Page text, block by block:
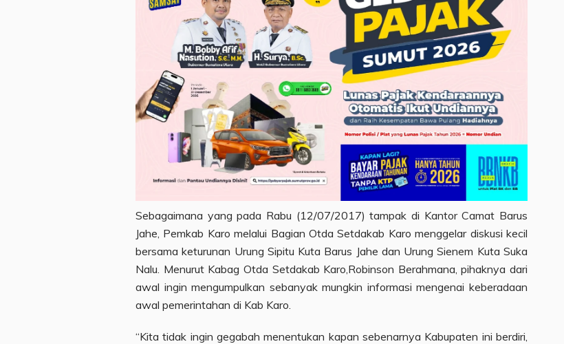
Sebagaimana yang pada Rabu (12/07/2017) tampak di Kantor Camat Barus
Jahe, Pemkab Karo melalui Bagian Otda Setdakab Karo menggelar diskusi kecil
bersama keturunan Urung Sipitu Kuta Barus Jahe dan Urung Sienem Kuta Suka
Nalu. Menurut Kabag Otda Setdakab Karo,Robinson Berahmana, pihaknya dari
awal ingin mengumpulkan sebanyak mungkin informasi mengenai keberadaan
awal pemerintahan di Kab Karo.
“Kita tidak ingin gegabah menentukan kapan sebenarnya Kabupaten ini berdiri,